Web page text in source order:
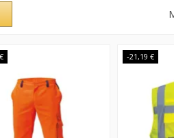
-21,19 €